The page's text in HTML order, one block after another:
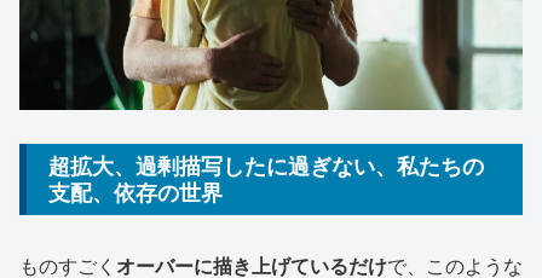
超拡大、過剰描写したに過ぎない、私たちの
支配、依存の世界
ものすごく オーバーに描き上げているだけで、このような